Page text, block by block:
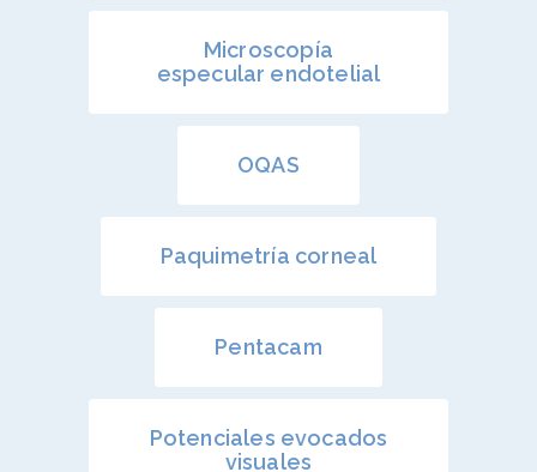
Microscopía
especular endotelial
OQAS
Paquimetría corneal
Pentacam
Potenciales evocados
visuales
Enfermedades
Córnea
Tratamientos